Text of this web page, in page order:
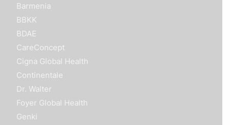
Barmenia
BBKK
BDAE
CareConcept
Cigna Global Health
Continentale
Dr. Walter
Foyer Global Health
Genki